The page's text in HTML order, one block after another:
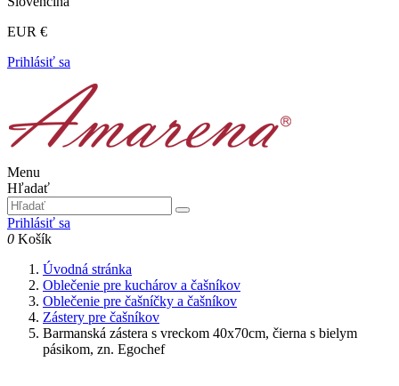
EUR €
Prihlásiť sa
Menu
Hľadať
Prihlásiť sa
0 Košík
Úvodná stránka
Oblečenie pre kuchárov a čašníkov
Oblečenie pre čašníčky a čašníkov
Zástery pre čašníkov
Barmanská zástera s vreckom 40x70cm, čierna s bielym
pásikom, zn. Egochef